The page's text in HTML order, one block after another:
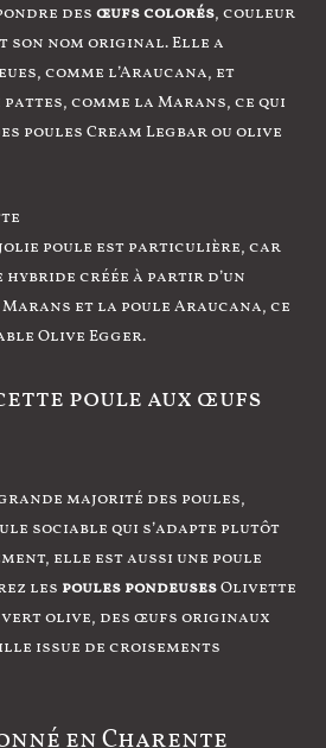
des œufs colorés, couleur
nom original. Elle a
comme l’Araucana, et
comme la Marans, ce qui
poules Cream Legbar ou olive
jolie poule est particulière, car
créée à partir d’un
et la poule Araucana, ce
Olive Egger.
poule aux œufs
grande majorité des poules,
sociable qui s’adapte plutôt
elle est aussi une poule
les poules pondeusesOlivette
olive, des œufs originaux
issue de croisements
en Charente